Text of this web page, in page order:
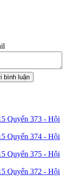
Quyển 373 - Hội
Quyển 374 - Hội
Quyển 375 - Hội
Quyển 372 - Hội